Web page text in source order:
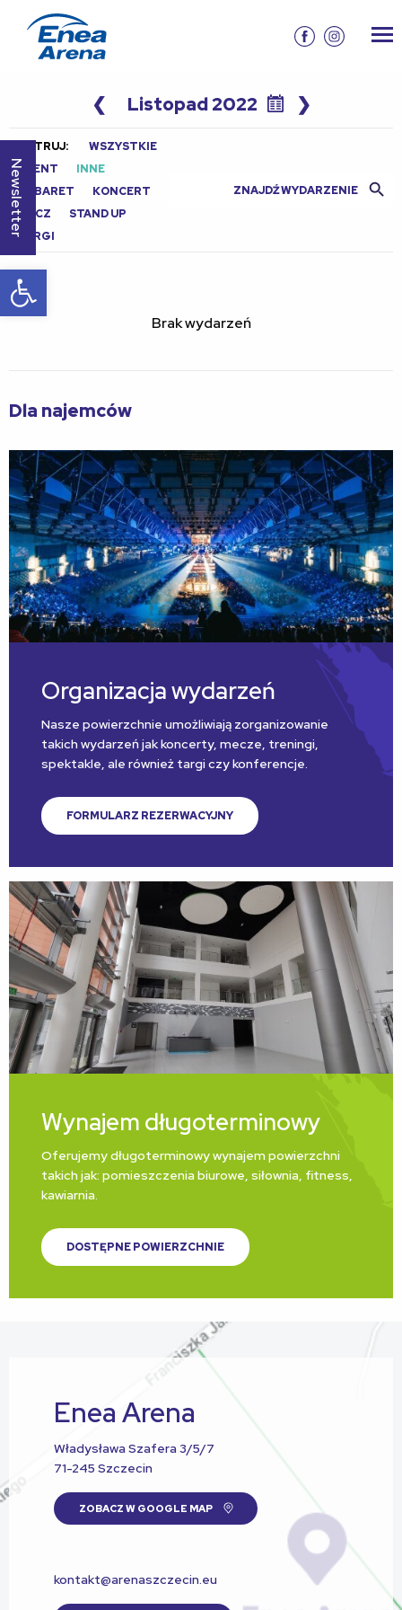
Otwórz pasek narzędzi
❮ Listopad 2022 ❯
FILTRUJ:
WSZYSTKIE
EVENT
INNE
KABARET
KONCERT
MECZ
STAND UP
TARGI
Brak wydarzeń
Dla najemców
Organizacja wydarzeń
Nasze powierzchnie umożliwiają zorganizowanie
takich wydarzeń jak koncerty, mecze, treningi,
spektakle, ale również targi czy konferencje.
FORMULARZ REZERWACYJNY
Wynajem długoterminowy
Oferujemy długoterminowy wynajem powierzchni
takich jak: pomieszczenia biurowe, siłownia, fitness,
kawiarnia.
DOSTĘPNE POWIERZCHNIE
Enea Arena
Władysława Szafera 3/5/7
71-245 Szczecin
ZOBACZ W GOOGLE MAP
kontakt@arenaszczecin.eu
Newsletter